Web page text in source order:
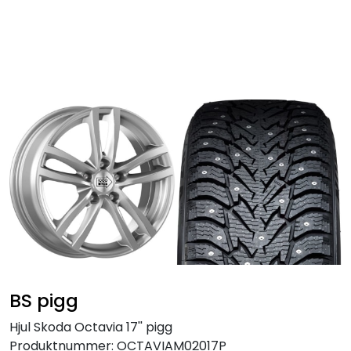
BS pigg
Hjul Skoda Octavia 17'' pigg
Produktnummer: OCTAVIAM02017P
Hjulpakker
Felger
Lastebil
Buss
Anlegg